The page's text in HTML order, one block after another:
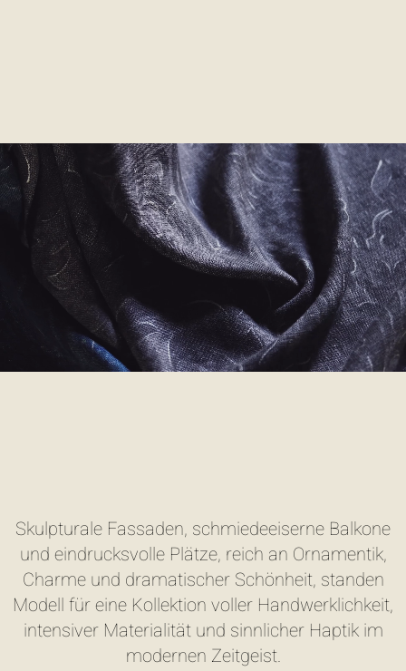
Skulpturale Fassaden, schmiedeeiserne Balkone
und eindrucksvolle Plätze, reich an Ornamentik,
Charme und dramatischer Schönheit, standen
Modell für eine Kollektion voller Handwerklichkeit,
intensiver Materialität und sinnlicher Haptik im
modernen Zeitgeist.